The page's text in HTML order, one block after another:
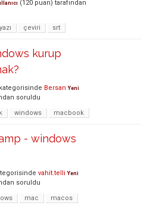
(120 puan) tarafından
çeviri srt
kurup
kategorisinde Bersan Yeni
soruldu
windows macbook
- windows
vahit.telli Yeni
soruldu
mac
macos